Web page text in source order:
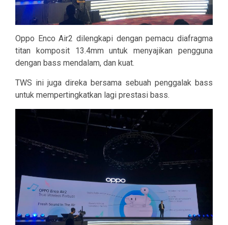
Oppo Enco Air2 dilengkapi dengan pemacu diafragma
titan komposit 13.4mm untuk menyajikan pengguna
dengan bass mendalam, dan kuat.
TWS ini juga direka bersama sebuah penggalak bass
untuk mempertingkatkan lagi prestasi bass.